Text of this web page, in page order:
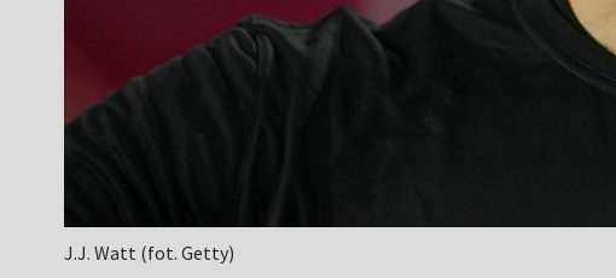
J.J. Watt (fot. Getty)